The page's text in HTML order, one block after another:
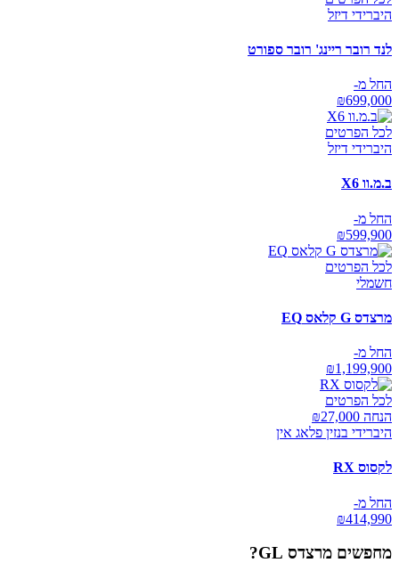
היברידי דיזל
לנד רובר ריינג' רובר ספורט
החל מ-
₪699,000
לכל הפרטים
היברידי דיזל
ב.מ.וו X6
החל מ-
₪599,900
לכל הפרטים
חשמלי
מרצדס G קלאס EQ
החל מ-
₪1,199,900
לכל הפרטים
הנחה ₪ 27,000
היברידי בנזין פלאג אין
לקסוס RX
החל מ-
₪414,990
מחפשים מרצדס GL ?